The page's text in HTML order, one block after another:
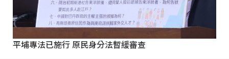
平埔專法已施行 原民身分法暫緩審查